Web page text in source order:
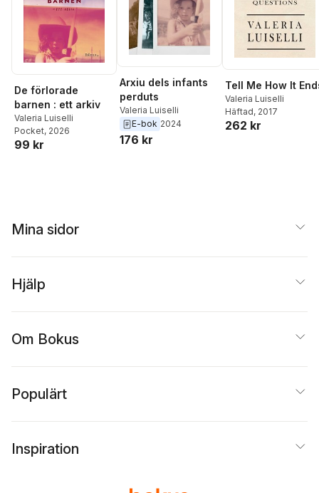
De förlorade
barnen : ett arkiv
Valeria Luiselli
Pocket, 2026
99 kr
Arxiu dels infants
perduts
Valeria Luiselli
E-bok 2024
176 kr
Tell Me How It
Valeria Luiselli
Häftad, 2017
262 kr
Mina sidor
Hjälp
Om Bokus
Populärt
Inspiration